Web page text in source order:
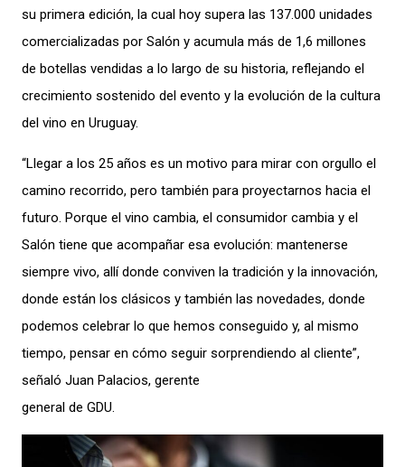
su primera edición, la cual hoy supera las 137.000 unidades
comercializadas por Salón y acumula más de 1,6 millones
de botellas vendidas a lo largo de su historia, reflejando el
crecimiento sostenido del evento y la evolución de la cultura
del vino en Uruguay.
“Llegar a los 25 años es un motivo para mirar con orgullo el
camino recorrido, pero también para proyectarnos hacia el
futuro. Porque el vino cambia, el consumidor cambia y el
Salón tiene que acompañar esa evolución: mantenerse
siempre vivo, allí donde conviven la tradición y la innovación,
donde están los clásicos y también las novedades, donde
podemos celebrar lo que hemos conseguido y, al mismo
tiempo, pensar en cómo seguir sorprendiendo al cliente”,
señaló Juan Palacios, gerente
general de GDU.